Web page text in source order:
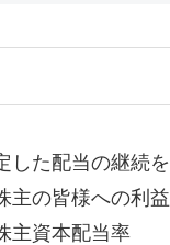
した配当の継続を
主の皆様への利益
主資本配当率